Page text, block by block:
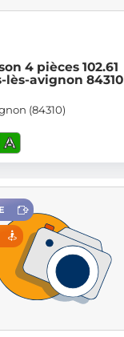
4 pièces 102.61
lès-avignon 84310
(84310)
A